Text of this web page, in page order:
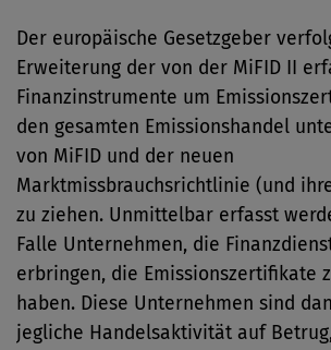
Der europäische Gesetzgeber
Erweiterung der von der MiFID II
Finanzinstrumente um
den gesamten Emissionshandel
von MiFID und der neuen
Marktmissbrauchsrichtlinie (und
zu ziehen. Unmittelbar erfasst
Falle Unternehmen, die
erbringen, die Emissionszertifikate
haben. Diese Unternehmen sind
jegliche Handelsaktivität auf